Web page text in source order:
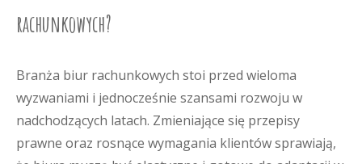
rachunkowych?
Branża biur rachunkowych stoi przed wieloma
wyzwaniami i jednocześnie szansami rozwoju w
nadchodzących latach. Zmieniające się przepisy
prawne oraz rosnące wymagania klientów sprawiają,